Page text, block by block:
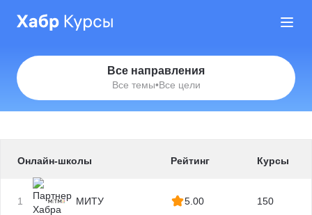
Все направления
Все темы•Все цели
Онлайн-школы Рейтинг Курсы
1 МИТУ 5.00 150